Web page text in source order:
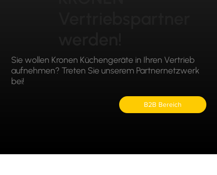
Sie wollen Kronen Küchengeräte in Ihren Vertrieb
aufnehmen? Treten Sie unserem Partnernetzwerk
bei!
B2B Bereich